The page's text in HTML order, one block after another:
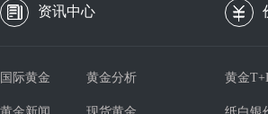
资讯中心
国际黄金 黄金分析 黄金